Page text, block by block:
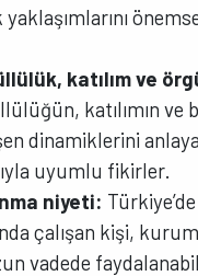
katılım ve
katılımın ve
dinamiklerini
uyumlu fikirler.
niyeti:
çalışan kişi,
vadede